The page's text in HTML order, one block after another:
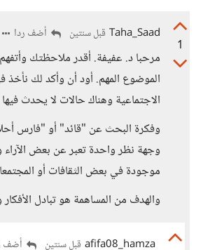
1
Taha_Saad قبل سنتين أضف ردا
مرحبا د. عفيفة. أقدر ملاحظتك
الموضوع المهم. أود أن وأكد لك نأخذ في
الاجتماعية وهناك حالات لا يحدث فيها
وفكرة البحث عن "قائد" أو "فارس
وجهة نظر واحدة تعبر عن بعض الآراء
موجودة في بعض الثقافات أو
والهدف من المساهمة هو تبادل
afifa08_hamza قبل سنتين أضف